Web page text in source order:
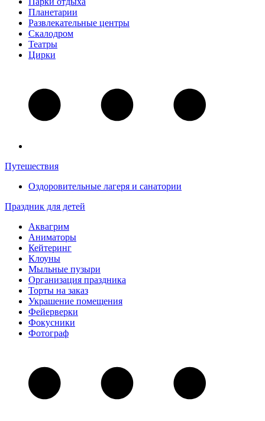
Планетарии
Развлекательные центры
Скалодром
Театры
Цирки
Путешествия
Оздоровительные лагеря и санатории
Праздник для детей
Аквагрим
Аниматоры
Кейтеринг
Клоуны
Мыльные пузыри
Организация праздника
Торты на заказ
Украшение помещения
Фейерверки
Фокусники
Фотограф